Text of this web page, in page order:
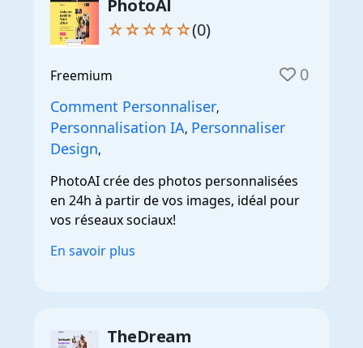
PhotoAI
☆☆☆☆☆(0)
Freemium 0
Comment Personnaliser,
Personnalisation IA, Personnaliser
Design,
PhotoAI crée des photos personnalisées
en 24h à partir de vos images, idéal pour
vos réseaux sociaux!
En savoir plus
TheDream